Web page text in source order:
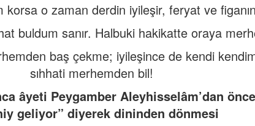
o zaman derdin iyileşir, feryat ve
buldum sanır. Halbuki hakikatte oraya
baş çekme; iyileşince de kendi
sıhhati merhemden bil!
âyeti Peygamber Aleyhisselâm’dan
geliyor” diyerek dininden dönmesi